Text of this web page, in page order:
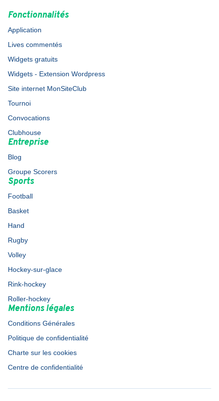
Fonctionnalités
Application
Lives commentés
Widgets gratuits
Widgets - Extension Wordpress
Site internet MonSiteClub
Tournoi
Convocations
Clubhouse
Entreprise
Blog
Groupe Scorers
Sports
Football
Basket
Hand
Rugby
Volley
Hockey-sur-glace
Rink-hockey
Roller-hockey
Mentions légales
Conditions Générales
Politique de confidentialité
Charte sur les cookies
Centre de confidentialité